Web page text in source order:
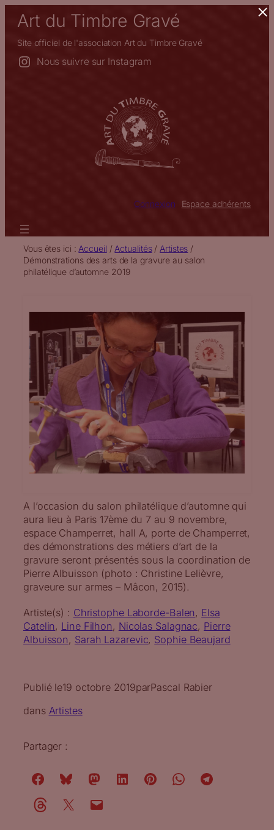
Aller
contenu
Art du Timbre Gravé
Site officiel de l'association Art du Timbre Gravé
Nous suivre sur Instagram
Connexion Espace adhérents
Vous êtes ici : Accueil / Actualités/ Artistes /
Démonstrations des arts de la gravure au salon
philatélique d’automne 2019
A l’occasion du salon philatélique d’automne qui
aura lieu à Paris 17ème du 7 au 9 novembre,
espace Champerret, hall A, porte de Champerret,
des démonstrations des métiers d’art de la
gravure seront présentés sous la coordination de
Pierre Albuisson (photo : Christine Lelièvre,
graveure sur armes – Mâcon, 2015).
Artiste(s) : Christophe Laborde-Balen , Elsa
Catelin , Line Filhon , Nicolas Salagnac, Pierre
Albuisson , Sarah Lazarevic, Sophie Beaujard
Publié le19 octobre 2019parPascal Rabier
dans Artistes
Partager :
×